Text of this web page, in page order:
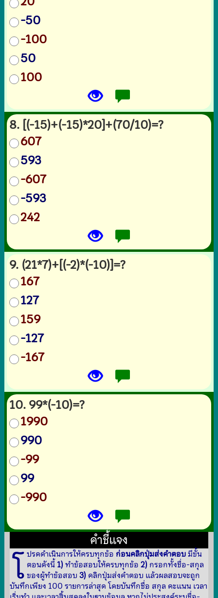
-50
-100
50
100
8. [(-15)+(-15)*20]+(70/10)=?
607
593
-607
-593
242
9. (21*7)+[(-2)*(-10)]=?
167
127
159
-127
-167
10. 99*(-10)=?
1990
990
-99
99
-990
คำชี้แจง
โปรดดำเนินการให้ครบทุกข้อ ก่อนคลิกปุ่มส่งคำตอบมีขั้น
ตอนดังนี้1)ทำข้อสอบให้ครบทุกข้อ2)กรอกทั้งชื่อ-สกุล
ของผู้ทำข้อสอบ3)คลิกปุ่มส่งคำตอบ แล้วผลสอบจะถูก
บันทึกเพียง 100 รายการล่าสุด โดยบันทึกชื่อ สกุล คะแนน เวลา